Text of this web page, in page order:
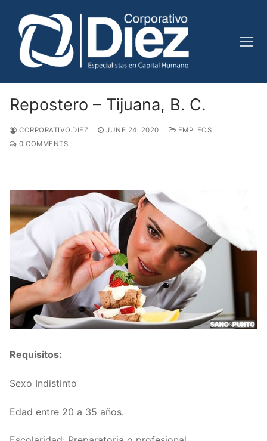
content
Repostero – Tijuana, B. C.
CORPORATIVO.DIEZ JUNE 24, 2020
EMPLEOS
0 COMMENTS
Requisitos:
Sexo Indistinto
Edad entre 20 a 35 años.